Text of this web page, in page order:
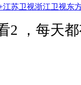
江苏卫视浙江卫视东
2 ，每天